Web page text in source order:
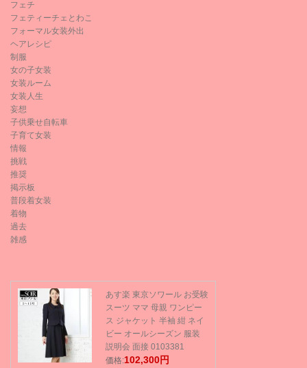
フェチ
フェティーチェとわこ
フォーマル女装外出
ヘアレシピ
制服
女の子女装
女装ルーム
女装人生
妄想
子供乗せ自転車
子育て女装
情報
挑戦
推奨
掲示板
普段着女装
着物
過去
雑感
あす楽 東京ソワール お受験
スーツ ママ 母親 ワンピー
ス ジャケット 半袖 紺 ネイ
ビー オールシーズン 服装
説明会 面接 0103381
価格:102,300円